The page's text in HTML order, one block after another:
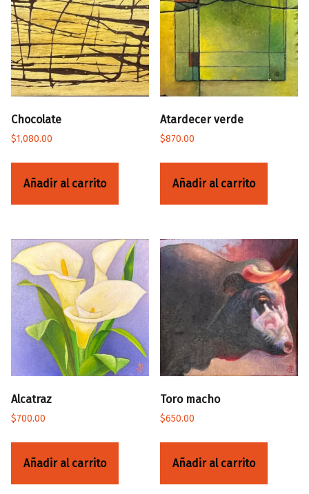
Chocolate
$1,080.00
Añadir al carrito
Atardecer verde
$870.00
Añadir al carrito
Alcatraz
$700.00
Añadir al carrito
Toro macho
$650.00
Añadir al carrito